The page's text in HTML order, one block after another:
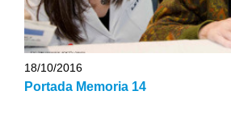
18/10/2016
Portada Memoria 14